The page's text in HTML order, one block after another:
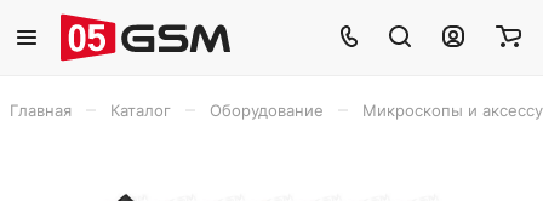
Главная Каталог Оборудование Микроскопы и